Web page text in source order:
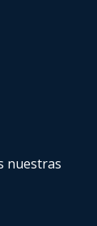
nuestras